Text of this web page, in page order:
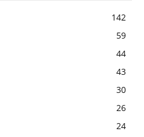
142
59
44
43
30
26
24